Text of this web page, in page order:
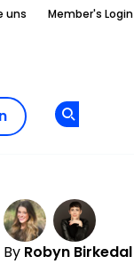
uns Member's Login
By Robyn Birkedal